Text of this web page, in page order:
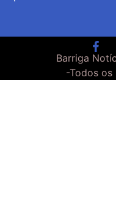
Barriga
-Todos os